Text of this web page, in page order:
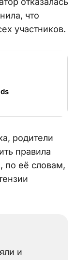
что
участников.
родители
правила
по её словам,
и